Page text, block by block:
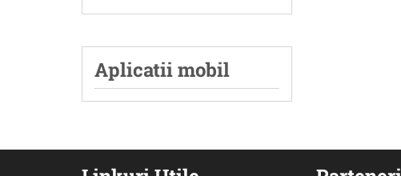
Aplicatii mobil